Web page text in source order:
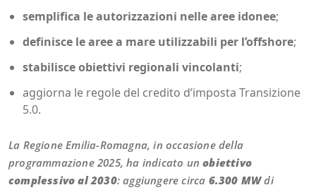
semplifica le autorizzazioni nelle aree idonee;
definisce le aree a mare utilizzabili per l’offshore;
stabilisce obiettivi regionali vincolanti;
aggiorna le regole del credito d’imposta Transizione
5.0.
La Regione Emilia-Romagna, in occasione della
programmazione 2025, ha indicato unobiettivo
complessivo al 2030: aggiungere circa 6.300 MWdi